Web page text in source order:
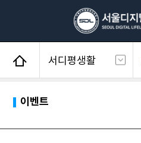
서디평생활
이벤트